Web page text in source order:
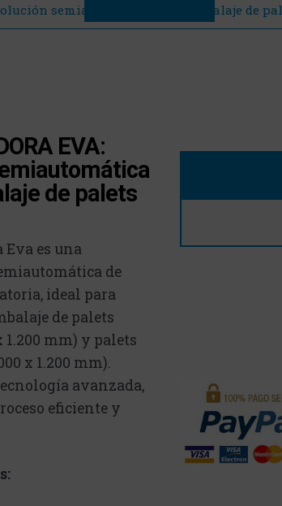
semiautomática para embalaje de
EVA:
de palets
Eva es una
de
ideal para
de palets
1.200 mm) y palets
x 1.200 mm).
avanzada,
eficiente y